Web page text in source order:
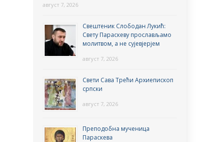
август 7, 2026
Свештеник Слободан Лукић:
Свету Параскеву прослављамо
молитвом, а не сујевјерјем
август 7, 2026
Свети Сава Трећи Архиепископ
српски
август 7, 2026
Преподобна мученица
Параскева